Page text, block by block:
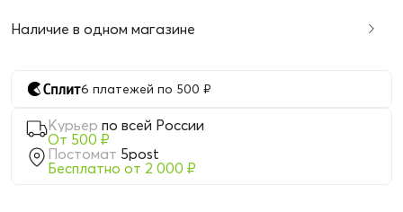
Наличие в одном магазине
6 платежей по 500 ₽
Курьер по всей России
От 500 ₽
Постомат 5post
Бесплатно от 2 000 ₽